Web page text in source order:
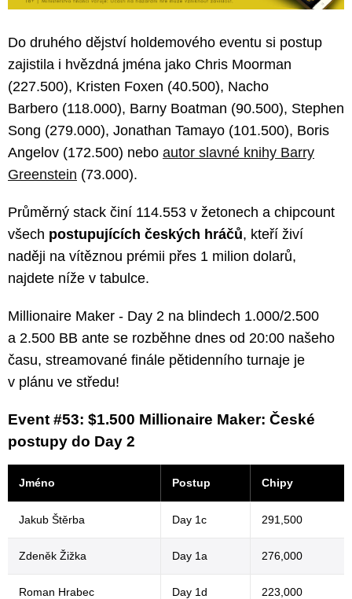
Do druhého dějství holdemového eventu si postup
zajistila i hvězdná jména jako Chris Moorman
(227.500), Kristen Foxen (40.500), Nacho
Barbero (118.000), Barny Boatman (90.500), Stephen
Song (279.000), Jonathan Tamayo (101.500), Boris
Angelov (172.500) nebo autor slavné knihy Barry
Greenstein (73.000).
Průměrný stack činí 114.553 v žetonech a chipcount
všech postupujících českých hráčů, kteří živí
naději na vítěznou prémii přes 1 milion dolarů,
najdete níže v tabulce.
Millionaire Maker - Day 2 na blindech 1.000/2.500
a 2.500 BB ante se rozběhne dnes od 20:00 našeho
času, streamované finále pětidenního turnaje je
v plánu ve středu!
Event #53: $1.500 Millionaire Maker: České
postupy do Day 2
Jméno Postup Chipy
Jakub Štěrba Day 1c 291,500
Zdeněk Žižka Day 1a 276,000
Roman Hrabec Day 1d 223,000